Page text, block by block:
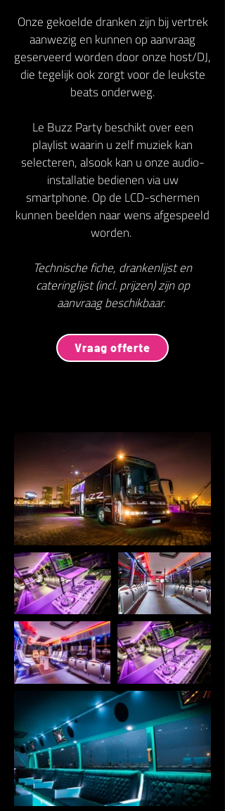
Onze gekoelde dranken zijn bij vertrek
aanwezig en kunnen op aanvraag
geserveerd worden door onze host/DJ,
die tegelijk ook zorgt voor de leukste
beats onderweg.
Le Buzz Party beschikt over een
playlist waarin u zelf muziek kan
selecteren, alsook kan u onze audio-
installatie bedienen via uw
smartphone. Op de LCD-schermen
kunnen beelden naar wens afgespeeld
worden.
Technische fiche, drankenlijst en
cateringlijst (incl. prijzen) zijn op
aanvraag beschikbaar.
Vraag offerte